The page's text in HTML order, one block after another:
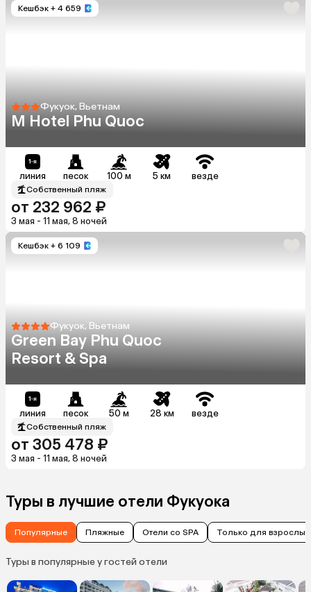
Кешбэк + 4 659
Фукуок, Вьетнам
M Hotel Phu Quoc
линия песок 100 м 5 км везде
Собственный пляж
от 232 962 ₽
3 мая - 11 мая, 8 ночей
Кешбэк + 6 109
Фукуок, Вьетнам
Green Bay Phu Quoc
Resort & Spa
линия песок 50 м 28 км везде
Собственный пляж
от 305 478 ₽
3 мая - 11 мая, 8 ночей
Туры в лучшие отели Фукуока
Популярные Пляжные Отели со SPA Только для взрослых
Туры в популярные у гостей отели